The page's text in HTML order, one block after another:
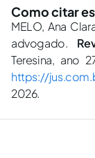
Como citar
MELO, Ana
advogado.
Teresina, ano
https://
2026.